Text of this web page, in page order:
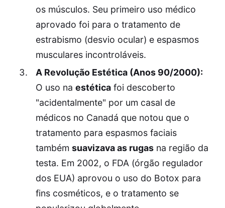
os músculos. Seu primeiro uso médico
aprovado foi para o tratamento de
estrabismo (desvio ocular) e espasmos
musculares incontroláveis.
A Revolução Estética (Anos 90/2000):
O uso na estéticafoi descoberto
"acidentalmente" por um casal de
médicos no Canadá que notou que o
tratamento para espasmos faciais
também suavizava as rugasna região da
testa. Em 2002, o FDA (órgão regulador
dos EUA) aprovou o uso do Botox para
fins cosméticos, e o tratamento se